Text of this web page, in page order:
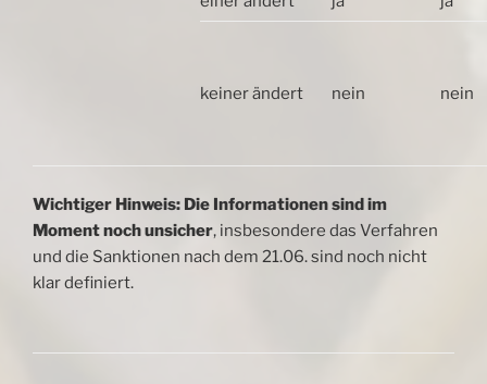
keiner ändert nein nein
Wichtiger Hinweis: Die Informationen sind im
Moment noch unsicher, insbesondere das Verfahren
und die Sanktionen nach dem 21.06. sind noch nicht
klar definiert.